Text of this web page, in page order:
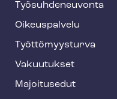
f
o
o
t
e
Työ­suh­de­neu­von­ta
Oikeuspalvelu
Työt­tö­myys­tur­va
Vakuutukset
Majoitusedut